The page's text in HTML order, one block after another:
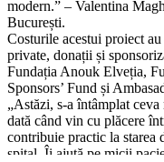
modern.” – Valentina
București.
Costurile acestui proiect
private, donații și
Fundația Anouk Elveția,
Sponsors’ Fund și
„Astăzi, s-a întâmplat
dată când vin cu plăcere
contribuie practic la starea
spital. Îi ajută pe micii